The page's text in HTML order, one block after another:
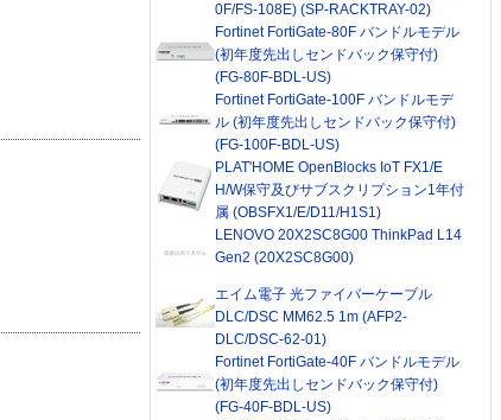
0F/FS-108E) (SP-RACKTRAY-02)
Fortinet FortiGate-80F バンドルモデル
(初年度先出しセンドバック保守付)
(FG-80F-BDL-US)
Fortinet FortiGate-100F バンドルモデ
ル (初年度先出しセンドバック保守付)
(FG-100F-BDL-US)
PLAT'HOME OpenBlocks IoT FX1/E
H/W保守及びサブスクリプション1年付
属 (OBSFX1/E/D11/H1S1)
LENOVO 20X2SC8G00 ThinkPad L14
Gen2 (20X2SC8G00)
エイム電子 光ファイバーケーブル
DLC/DSC MM62.5 1m (AFP2-
DLC/DSC-62-01)
Fortinet FortiGate-40F バンドルモデル
(初年度先出しセンドバック保守付)
(FG-40F-BDL-US)